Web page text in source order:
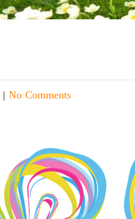
| No Comments